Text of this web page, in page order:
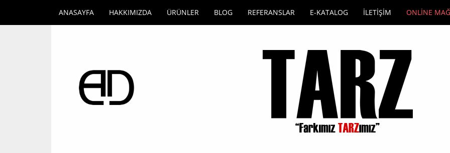
ANASAYFA HAKKIMIZDA ÜRÜNLER BLOG REFERANSLAR E-KATALOG İLETİŞİM ONLİNE